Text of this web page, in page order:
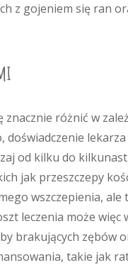
z gojeniem się ran
różnić w
od kilku do
jak przeszczepy
wszczepienia,
leczenia może więc
brakujących zębów
takie jak